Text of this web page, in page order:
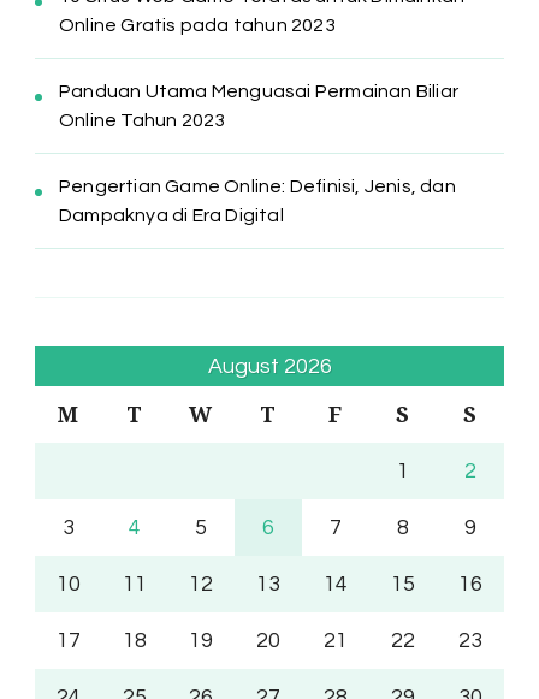
Online Gratis pada tahun 2023
Panduan Utama Menguasai Permainan Biliar
Online Tahun 2023
Pengertian Game Online: Definisi, Jenis, dan
Dampaknya di Era Digital
August 2026
M T W T F S S
1 2
3 4 5 6 7 8 9
10 11 12 13 14 15 16
17 18 19 20 21 22 23